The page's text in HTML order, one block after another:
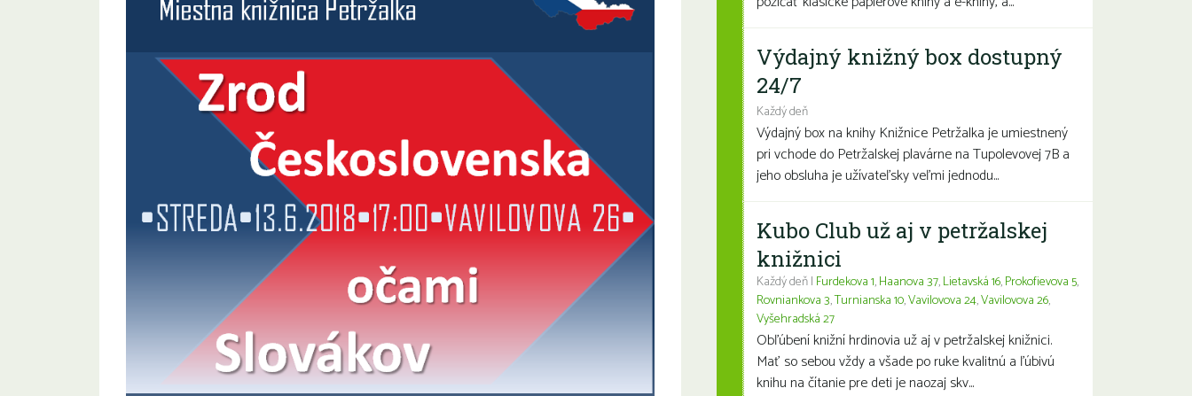
Výdajný knižný box dostupný
24/7
Každý deň
Výdajný box na knihy Knižnice Petržalka je umiestnený
pri vchode do Petržalskej plavárne na Tupolevovej 7B a
jeho obsluha je užívateľsky veľmi jednodu...
Kubo Club už aj v petržalskej
knižnici
Každý deň | Furdekova 1,Haanova 37,Lietavská 16,Prokofievova 5,
Rovniankova 3,Turnianska 10,Vavilovova 24,Vavilovova 26,
Vyšehradská 27
Obľúbení knižní hrdinovia už aj v petržalskej knižnici.
Mať so sebou vždy a všade po ruke kvalitnú a ľúbivú
knihu na čítanie pre deti je naozaj skv...